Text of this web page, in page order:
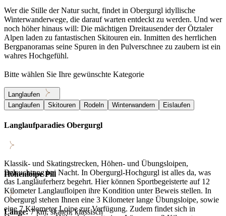
Wer die Stille der Natur sucht, findet in Obergurgl idyllische
Winterwanderwege, die darauf warten entdeckt zu werden. Und wer
noch höher hinaus will: Die mächtigen Dreitausender der Ötztaler
Alpen laden zu fantastischen Skitouren ein. Inmitten des herrlichen
Bergpanoramas seine Spuren in den Pulverschnee zu zaubern ist ein
wahres Hochgefühl.
Bitte wählen Sie Ihre gewünschte Kategorie
Langlaufen
Langlaufen
Skitouren Rodeln Winterwandern Eislaufen
Langlaufparadies Obergurgl
Klassik- und Skatingstrecken, Höhen- und Übungsloipen,
Beleuchtung bei Nacht. In Obergurgl-Hochgurgl ist alles da, was
das Langläuferherz begehrt. Hier können Sportbegeisterte auf 12
Kilometer Langlaufloipen ihre Kondition unter Beweis stellen. In
Obergurgl stehen Ihnen eine 3 Kilometer lange Übungsloipe, sowie
eine 7 Kilometer Loipe zur Verfügung. Zudem findet sich in
Höhenloipe Pill
Länge:7 km, skaten, klassisch